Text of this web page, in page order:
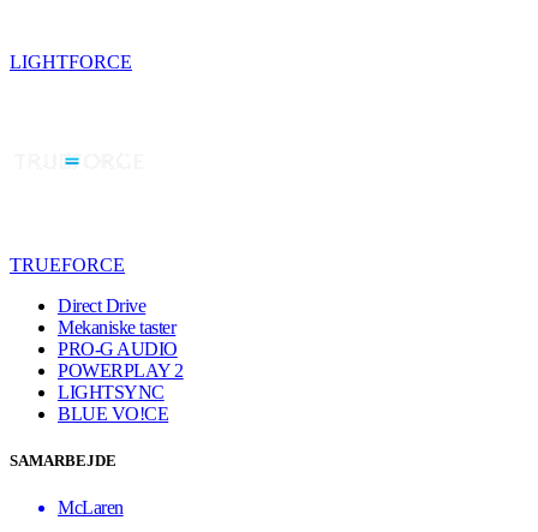
LIGHTFORCE
TRUEFORCE
Direct Drive
Mekaniske taster
PRO-G AUDIO
POWERPLAY 2
LIGHTSYNC
BLUE VO!CE
SAMARBEJDE
McLaren